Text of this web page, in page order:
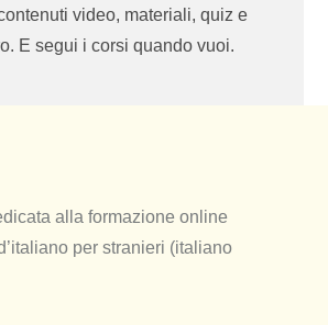
video, materiali, quiz e
E segui i corsi quando vuoi.
alla formazione online
per stranieri (italiano